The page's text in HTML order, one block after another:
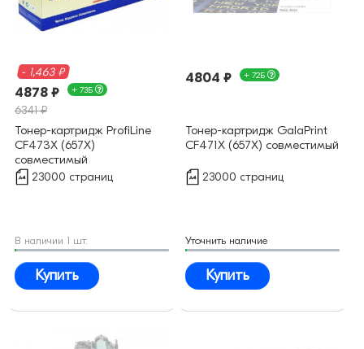
- 1,463 ₽
4878 ₽ + 73Б
6341 ₽
Тонер-картридж ProfiLine
CF473X (657X)
совместимый
23000 страниц
В наличии 1 шт.
Купить
4804 ₽ + 72Б
Тонер-картридж GalaPrint
CF471X (657X) совместимый
23000 страниц
Уточнить наличие
Купить